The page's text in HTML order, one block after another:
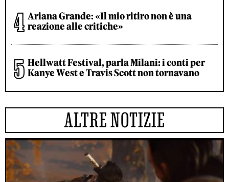
Ariana Grande: «Il mio ritiro non è una
reazione alle critiche»
Hellwatt Festival, parla Milani: i conti per
Kanye West e Travis Scott non tornavano
ALTRE NOTIZIE